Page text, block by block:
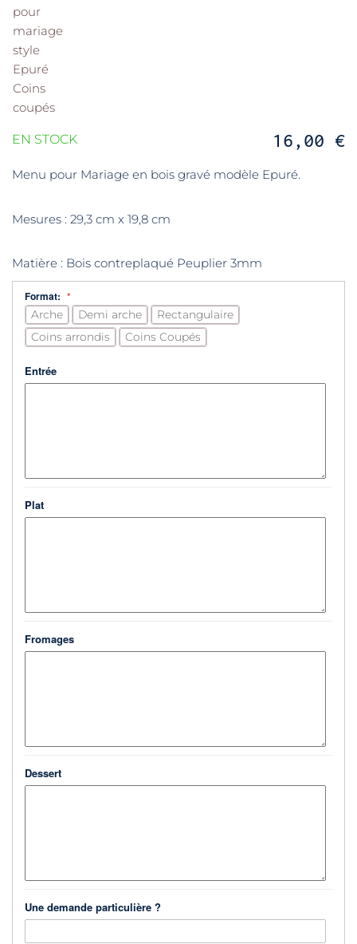
16,00 €
EN STOCK
Menu pour Mariage en bois gravé modèle Epuré.
Mesures : 29,3 cm x 19,8 cm
Matière : Bois contreplaqué Peuplier 3mm
Format:
Arche Demi arche
Rectangulaire
Coins arrondis
Coins Coupés
Entrée
Plat
Fromages
Dessert
Une demande particulière ?